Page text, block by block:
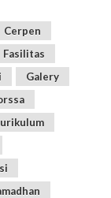
Cerpen
Fasilitas
Galery